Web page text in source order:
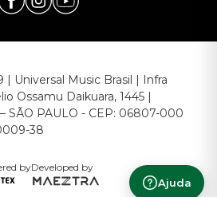
Ajuda
| Universal Music Brasil | Infra
Ossamu Daikuara, 1445 |
SÃO PAULO - CEP: 06807-000
38
byDeveloped by